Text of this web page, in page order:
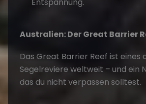
Australien: Der Great Barrier
Das Great Barrier Reef ist eines
Segelreviere weltweit – und ein
das du nicht verpassen solltest.